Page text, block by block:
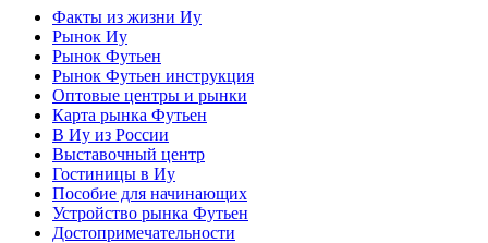
Факты из жизни Иу
Рынок Иу
Рынок Футьен
Рынок Футьен инструкция
Оптовые центры и рынки
Карта рынка Футьен
В Иу из России
Выставочный центр
Гостиницы в Иу
Пособие для начинающих
Устройство рынка Футьен
Достопримечательности